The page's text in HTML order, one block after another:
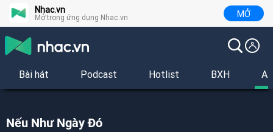
Nhac.vn
Mở trong ứng dụng Nhac.vn MỞ
Bài hát Podcast Hotlist BXH
Nếu Như Ngày Đó